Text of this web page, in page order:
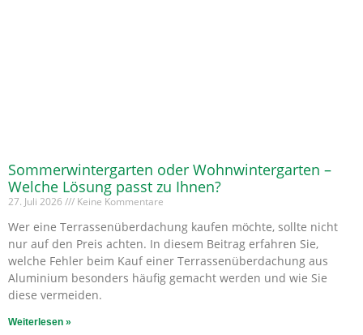
Sommerwintergarten oder Wohnwintergarten –
Welche Lösung passt zu Ihnen?
27. Juli 2026 Keine Kommentare
Wer eine Terrassenüberdachung kaufen möchte, sollte nicht
nur auf den Preis achten. In diesem Beitrag erfahren Sie,
welche Fehler beim Kauf einer Terrassenüberdachung aus
Aluminium besonders häufig gemacht werden und wie Sie
diese vermeiden.
Weiterlesen »